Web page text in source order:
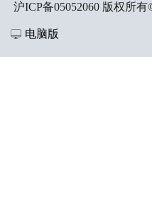
沪ICP备05052060 版权所
电脑版